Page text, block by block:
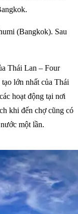
(Bangkok). Sau
Thái Lan – Four
lớn nhất của Thái
hoạt động tại nơi
khi đến chợ cũng có
một lần.